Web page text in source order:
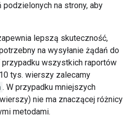
podzielonych na strony, aby
lepszą skuteczność,
na wysyłanie żądań do
wszystkich raportów
tys. wierszy zalecamy
. W przypadku mniejszych
nie ma znaczącej różnicy
metodami.